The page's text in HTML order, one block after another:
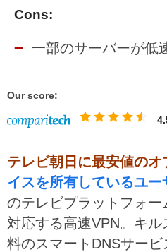
Cons:
一部のサーバーが低
Our score:
テレビ朝日に最安値のオ
イスを所有しているユ
のテレビプラットフォ
対応する高速VPN。キ
料のスマートDNSサー